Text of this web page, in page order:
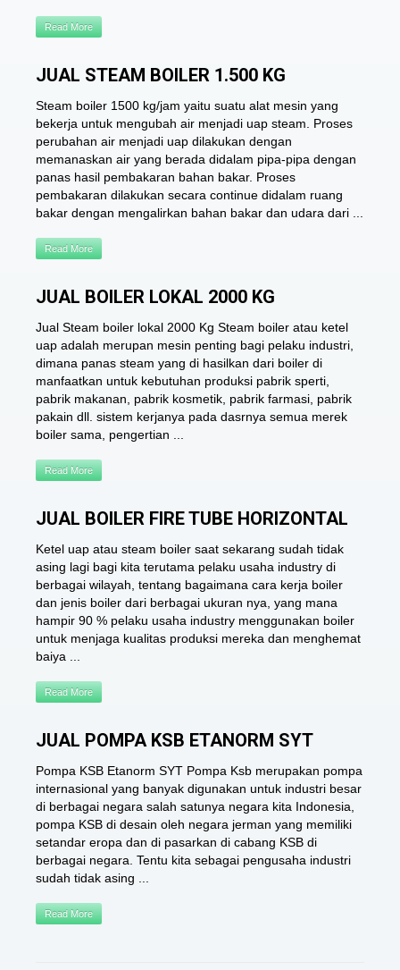
Read More
JUAL STEAM BOILER 1.500 KG
Steam boiler 1500 kg/jam yaitu suatu alat mesin yang
bekerja untuk mengubah air menjadi uap steam. Proses
perubahan air menjadi uap dilakukan dengan
memanaskan air yang berada didalam pipa-pipa dengan
panas hasil pembakaran bahan bakar. Proses
pembakaran dilakukan secara continue didalam ruang
bakar dengan mengalirkan bahan bakar dan udara dari ...
Read More
JUAL BOILER LOKAL 2000 KG
Jual Steam boiler lokal 2000 Kg Steam boiler atau ketel
uap adalah merupan mesin penting bagi pelaku industri,
dimana panas steam yang di hasilkan dari boiler di
manfaatkan untuk kebutuhan produksi pabrik sperti,
pabrik makanan, pabrik kosmetik, pabrik farmasi, pabrik
pakain dll. sistem kerjanya pada dasrnya semua merek
boiler sama, pengertian ...
Read More
JUAL BOILER FIRE TUBE HORIZONTAL
Ketel uap atau steam boiler saat sekarang sudah tidak
asing lagi bagi kita terutama pelaku usaha industry di
berbagai wilayah, tentang bagaimana cara kerja boiler
dan jenis boiler dari berbagai ukuran nya, yang mana
hampir 90 % pelaku usaha industry menggunakan boiler
untuk menjaga kualitas produksi mereka dan menghemat
baiya ...
Read More
JUAL POMPA KSB ETANORM SYT
Pompa KSB Etanorm SYT Pompa Ksb merupakan pompa
internasional yang banyak digunakan untuk industri besar
di berbagai negara salah satunya negara kita Indonesia,
pompa KSB di desain oleh negara jerman yang memiliki
setandar eropa dan di pasarkan di cabang KSB di
berbagai negara. Tentu kita sebagai pengusaha industri
sudah tidak asing ...
Read More